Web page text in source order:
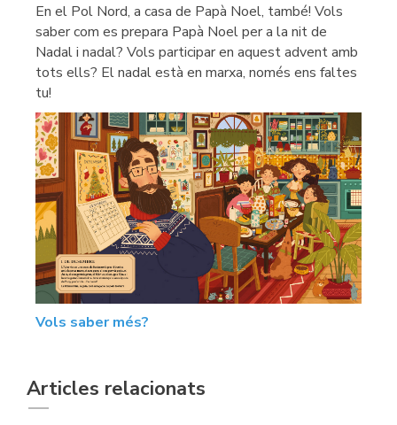
En el Pol Nord, a casa de Papà Noel, també! Vols
saber com es prepara Papà Noel per a la nit de
Nadal i nadal? Vols participar en aquest advent amb
tots ells? El nadal està en marxa, només ens faltes
tu!
Vols saber més?
Articles relacionats